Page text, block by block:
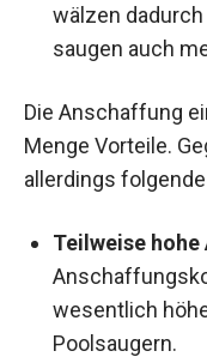
wälzen
saugen auch
Die Anschaffung
Menge Vorteile.
allerdings
Teilweise
wesentlich
Poolsaugern.